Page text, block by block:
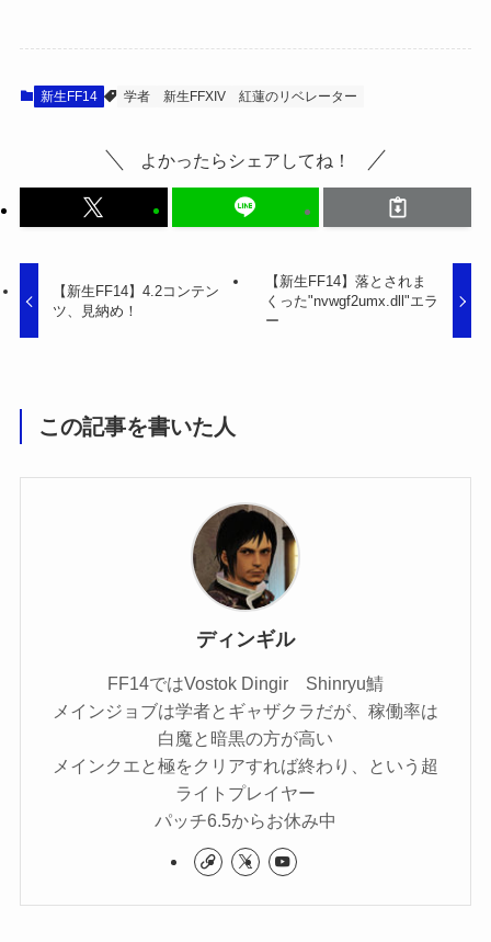
新生FF14 学者 新生FFXIV 紅蓮のリベレーター
よかったらシェアしてね！
【新生FF14】4.2コンテン
ツ、見納め！
【新生FF14】落とされま
くった"nvwgf2umx.dll"エラ
ー
この記事を書いた人
ディンギル
FF14ではVostok Dingir Shinryu鯖
メインジョブは学者とギャザクラだが、稼働率は
白魔と暗黒の方が高い
メインクエと極をクリアすれば終わり、という超
ライトプレイヤー
パッチ6.5からお休み中